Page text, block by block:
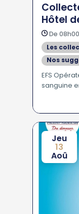
Hôtel
De
Les
Nos
EFS
sanguine
Jeu
13
Aoû